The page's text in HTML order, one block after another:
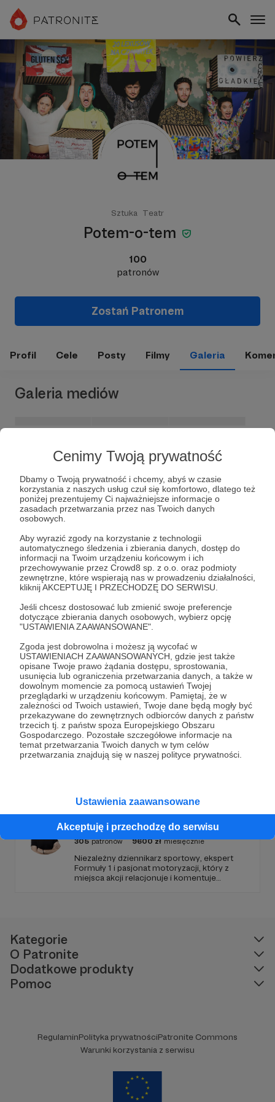
Cenimy Twoją prywatność
Dbamy o Twoją prywatność i chcemy, abyś w czasie
korzystania z naszych usług czuł się komfortowo, dlatego też
poniżej prezentujemy Ci najważniejsze informacje o
zasadach przetwarzania przez nas Twoich danych
osobowych.
Aby wyrazić zgody na korzystanie z technologii
automatycznego śledzenia i zbierania danych, dostęp do
informacji na Twoim urządzeniu końcowym i ich
przechowywanie przez Crowd8 sp. z o.o. oraz podmioty
zewnętrzne, które wspierają nas w prowadzeniu działalności,
kliknij AKCEPTUJĘ I PRZECHODZĘ DO SERWISU.
Jeśli chcesz dostosować lub zmienić swoje preferencje
dotyczące zbierania danych osobowych, wybierz opcję
"USTAWIENIA ZAAWANSOWANE".
Zgoda jest dobrowolna i możesz ją wycofać w
USTAWIENIACH ZAAWANSOWANYCH, gdzie jest także
opisane Twoje prawo żądania dostępu, sprostowania,
usunięcia lub ograniczenia przetwarzania danych, a także w
dowolnym momencie za pomocą ustawień Twojej
przeglądarki w urządzeniu końcowym. Pamiętaj, że w
zależności od Twoich ustawień, Twoje dane będą mogły być
przekazywane do zewnętrznych odbiorców danych z państw
trzecich tj. z państw spoza Europejskiego Obszaru
Gospodarczego. Pozostałe szczegółowe informacje na
temat przetwarzania Twoich danych w tym celów
przetwarzania znajdują się w naszej polityce prywatności.
Ustawienia zaawansowane
Akceptuję i przechodzę do serwisu
Sztuka Teatr
Potem-o-tem
100
patronów
Zostań Patronem
Profil Cele Posty Filmy Galeria
Galeria mediów
Dołącz do grona Patronów!
Wesprzyj działalność AutoraPotem-o-tem
Zostań Patronem
Promowani autorzy
Tetrycy
1820 patronów 37105 zł miesięcznie
Przekonaliście nas do Patronite i oto
jesteśmy. Ale nie ma progów. Każdy, kto coś
Zmienimy to, jeśli uznacie, że mamy zmienić.
Cezary Gutowski
305 patronów 9600 zł miesięcznie
Niezależny dziennikarz sportowy, ekspert
Formuły 1 i pasjonat motoryzacji, który z
miejsca akcji relacjonuje i komentuje
Kategorie
O Patronite
Dodatkowe produkty
Pomoc
RegulaminPolityka prywatnościPatronite Commons
Warunki korzystania z serwisu